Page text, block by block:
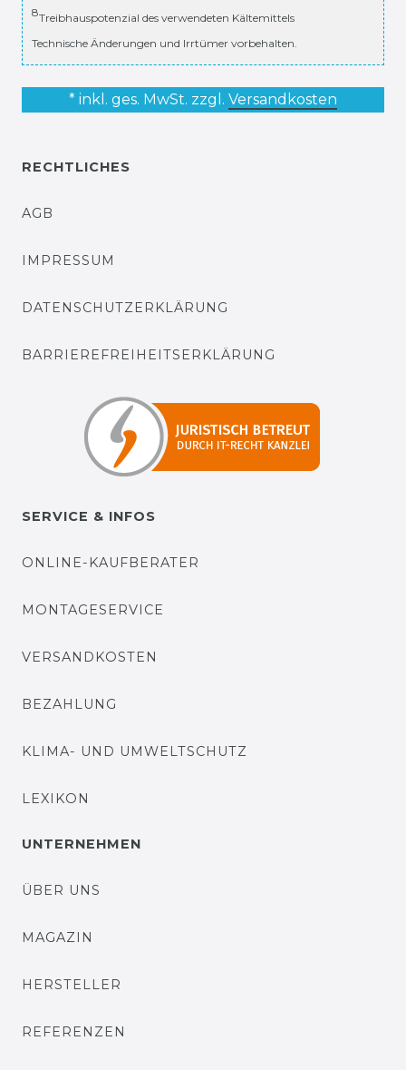
8Treibhauspotenzial des verwendeten Kältemittels
Technische Änderungen und Irrtümer vorbehalten.
* inkl. ges. MwSt. zzgl. Versandkosten
RECHTLICHES
AGB
IMPRESSUM
DATENSCHUTZERKLÄRUNG
BARRIEREFREIHEITSERKLÄRUNG
SERVICE & INFOS
ONLINE-KAUFBERATER
MONTAGESERVICE
VERSANDKOSTEN
BEZAHLUNG
KLIMA- UND UMWELTSCHUTZ
LEXIKON
UNTERNEHMEN
ÜBER UNS
MAGAZIN
HERSTELLER
REFERENZEN